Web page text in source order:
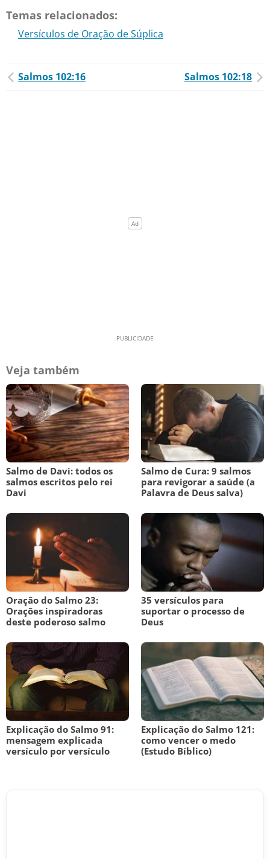
Temas relacionados:
Versículos de Oração de Súplica
Salmos 102:16 Salmos 102:18
Veja também
Salmo de Davi: todos os
salmos escritos pelo rei
Davi
Salmo de Cura: 9 salmos
para revigorar a saúde (a
Palavra de Deus salva)
Oração do Salmo 23:
Orações inspiradoras
deste poderoso salmo
35 versículos para
suportar o processo de
Deus
Explicação do Salmo 91:
mensagem explicada
versículo por versículo
Explicação do Salmo 121:
como vencer o medo
(Estudo Bíblico)